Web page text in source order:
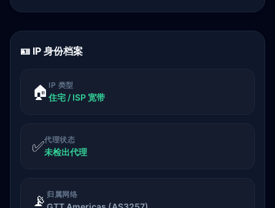
🪪 IP 身份档案
🏠 IP 类型
住宅 / ISP 宽带
✅代理状态
未检出代理
📡 归属网络